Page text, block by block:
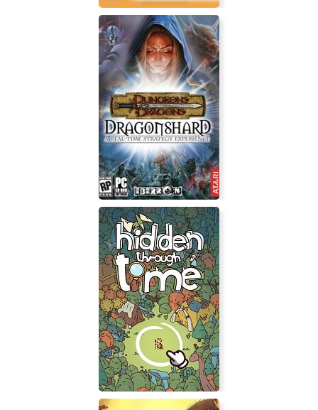
Великие битвы: Курская Дуга +
Забытые сражения
Dungeons and Dragons:
Dragonshard